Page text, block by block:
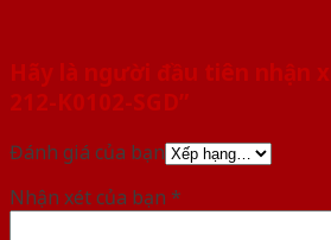
Hãy là người đầu tiên nhận
212-K0102-SGD”
Đánh giá của bạn
Nhận xét của bạn *